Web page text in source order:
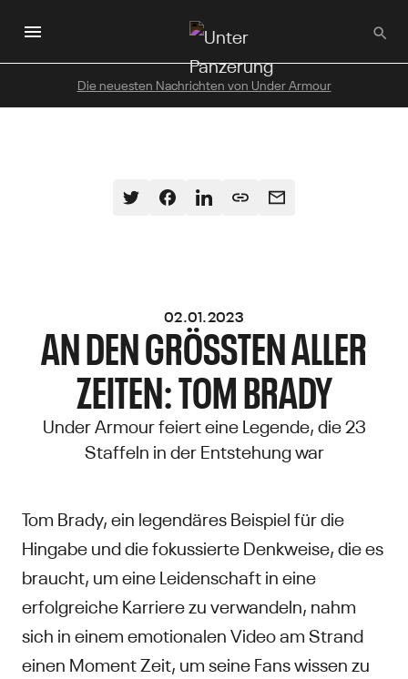
Hauptinhalt
Die neuesten Nachrichten von Under Armour
02.01.2023
AN DEN GRÖSSTEN ALLER Z
EITEN: TOM BRADY
Under Armour feiert eine Legende, die 23
Staffeln in der Entstehung war
Tom Brady, ein legendäres Beispiel für die
Hingabe und die fokussierte Denkweise, die es
braucht, um eine Leidenschaft in eine
erfolgreiche Karriere zu verwandeln, nahm
sich in einem emotionalen Video am Strand
einen Moment Zeit, um seine Fans wissen zu